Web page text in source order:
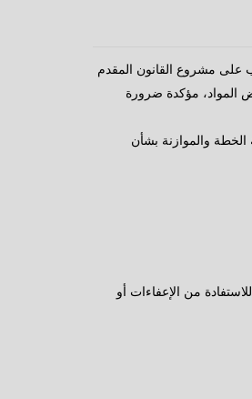
على مشروع القانون المقدم
المواد، مؤكدة ضرورة
والموازنة بشأن
من الإعفاءات أو